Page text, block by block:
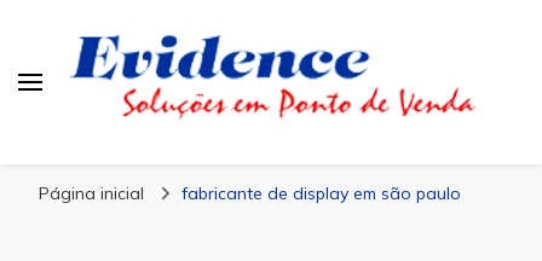
Página inicial fabricante de display em são paulo